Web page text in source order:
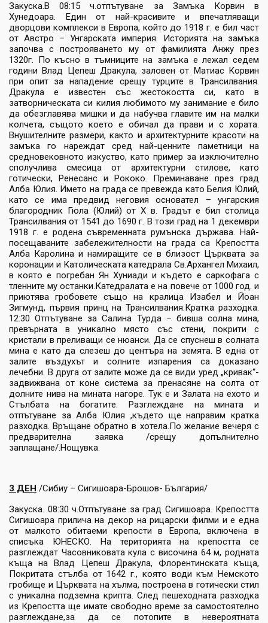
Закуска.В 08:15 ч.отпътуване за Замъка Корвин в
Хунедоара. Един от най-красивите и впечатляващи
дворцови комплекси в Европа, който до 1918 г. е бил част
от Австро – Унгарската империя. Историята на замъка
започва с построяването му от фамилията Анжу през
1320г. По късно в тъмниците на замъка е лежал седем
години Влад Цепеш Дракула, заловен от Матиас Корвин
при опит за нападение срещу турците в Трансилвания.
Дракула е известен със жестокостта си, като в
затворническата си килия любимото му занимание е било
да обезглавява мишки и да набучва главите им на малки
колчета, същото което е обичал да прави и с хората.
Внушителните размери, както и архитектурните красоти на
замъка го нареждат сред най-ценните паметници на
средновековното изкуство, като пример за изключително
сполучлива смесица от архитектурни стилове, като
готически, Ренесанс и Рококо. Преминаване през град
Алба Юлия. Името на града се превежда като Белия Юлий,
като се има предвид неговия основател – унгарския
благородник Гюла (Юлий) от Х в. Градът е бил столица
Трансилвания от 1541 до 1690 г. В този град на 1 декември
1918 г. е родена съвременната румънска държава. Най-
посещаваните забележителности на града са Крепостта
Алба Каролина и намиращите се в близост Църквата за
коронации и Католическата катедрала Св.Архангел Михаил,
в която е погребан Ян Хуниади и където е саркофага с
тленните му останки.Катедралата е на повече от 1000 год. и
приютява гробовете също на кралица Изабел и Йоан
Зигмунд, първия принц на Трансилвания.Кратка разходка.
12:30 Отпътуване за Салина Турда – бивша солна мина,
превърната в уникално място със стени, покрити с
кристали в преливащи се нюанси. Да се спуснеш в солната
мина е като да слезеш до центъра на земята. В една от
залите въздухът и солните изпарения са доказано
лечебни. В друга от залите може да се види уред „кривак“-
задвижвана от коне система за пренасяне на солта от
долните нива на мината нагоре. Тук е и Залата на ехото и
Стълбата на богатите. Разглеждане на мината и
отпътуване за Алба Юлия ,където ще направим кратка
разходка. Връщане обратно в хотела.По желание вечеря с
предварителна заявка /срещу допълнително
заплащане/.Нощувка.
3 ДЕН /Сибиу – Сигишоара-Брошов- България/
Закуска. 08:30 ч.Отпътуване за град Сигишоара. Крепостта
Сигишоара прилича на декор на рицарски филми и е една
от малкото обитаеми крепости в Европа, включена в
списъка ЮНЕСКО. На територията на крепостта се
разглеждат Часовниковата кула с височина 64 м, родната
къща на Влад Цепеш Дракула, Флорентинската къща,
Покритата стълба от 1642 г., която води към Немското
гробище и Църквата на хълма, построена в готически стил
с уникална подземна крипта. След пешеходната разходка
из Крепостта ще имате свободно време за самостоятелно
разглеждане,за да се потопите в невероятната